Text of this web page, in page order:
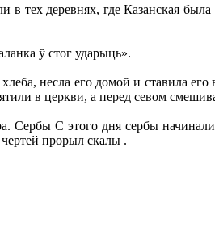
тех деревнях, где Казанская
ў стог ударыць».
несла его домой и ставила
в церкви, а перед севом
Сербы С этого дня сербы
прорыл скалы .